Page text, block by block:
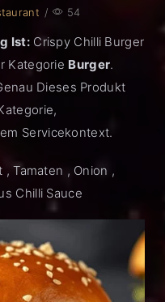
/ 54
Ist:Crispy Chilli Burger
Kategorie Burger.
Dieses Produkt
Servicekontext.
Tamaten , Onion ,
Chilli Sauce